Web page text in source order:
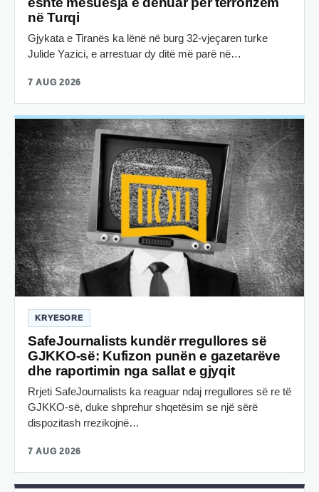
në Turqi
Gjykata e Tiranës ka lënë në burg 32-vjeçaren turke
Julide Yazici, e arrestuar dy ditë më parë në…
7 AUG 2026
KRYESORE
SafeJournalists kundër rregullores së
GJKKO-së: Kufizon punën e gazetarëve
dhe raportimin nga sallat e gjyqit
Rrjeti SafeJournalists ka reaguar ndaj rregullores së re të
GJKKO-së, duke shprehur shqetësim se një sërë
dispozitash rrezikojnë…
7 AUG 2026